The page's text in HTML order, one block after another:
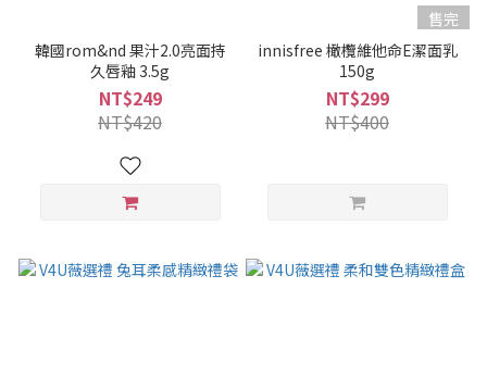
韓國rom&nd 果汁2.0亮面持
久唇釉 3.5g
NT$249
NT$420
售完
innisfree 橄欖維他命E潔面乳
150g
NT$299
NT$400